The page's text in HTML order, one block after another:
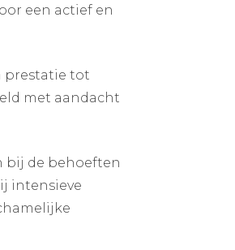
een actief en
prestatie tot
met aandacht
bij de behoeften
intensieve